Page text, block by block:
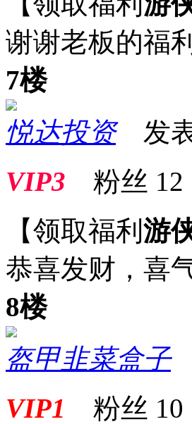
谢谢老板的福
7楼
悦达投资发表
VIP3 粉丝 12
【领取福利 游
恭喜发财，喜
8楼
盔甲韭菜盒子
VIP1 粉丝 10